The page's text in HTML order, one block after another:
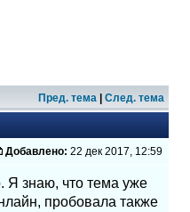
Пред. тема След. тема
Добавлено: 22 дек 2017, 12:59
Я знаю, что тема уже
пробовала также